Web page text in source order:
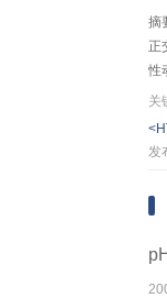
摘
正
性
作
关
发